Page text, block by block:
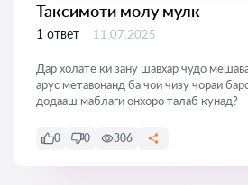
Таксимоти молу мулк
1 ответ 11.07.2025
Дар холате ки зану шавхар чудо
арус метавонанд ба чои чизу чораи
додааш маблаги онхоро талаб кунад?
0 0 306